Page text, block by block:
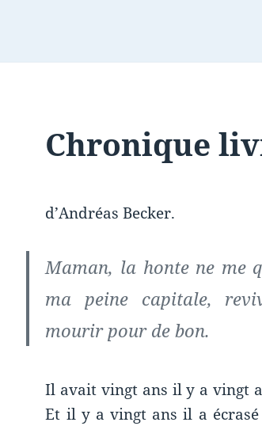
Chronique
d’Andréas Becker.
Maman, la honte ne me
ma peine capitale,
mourir pour de bon.
Il avait vingt ans il y a vingt
Et il y a vingt ans il a